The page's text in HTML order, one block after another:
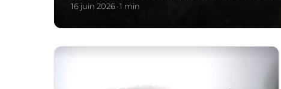
16 juin 2026 1 min